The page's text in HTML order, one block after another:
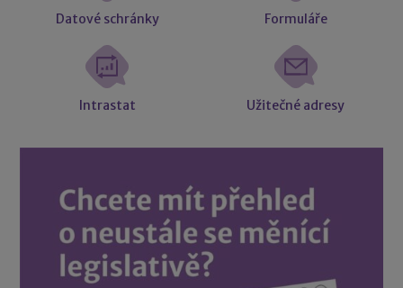
Datové schránky Formuláře
Intrastat Užitečné adresy